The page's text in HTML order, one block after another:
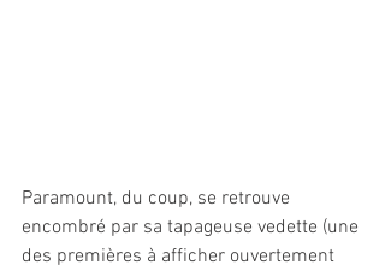
Paramount, du coup, se retrouve
encombré par sa tapageuse vedette (une
des premières à afficher ouvertement